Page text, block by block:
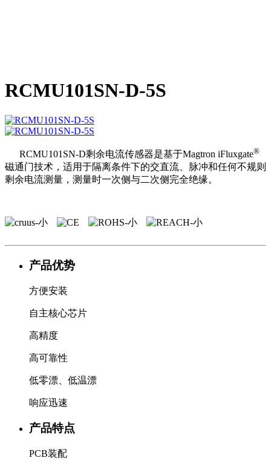
RCMU101SN-D-5S
RCMU101SN-D剩余电流传感器是基于Magtron iFluxgate®
磁通门技术，适用于隔离条件下的交直流、脉冲和任何不规则
剩余电流测量，测量时一次侧与二次侧完全绝缘。
产品优势
方便安装
自主核心芯片
高精度
高可靠性
低零漂、低温漂
响应迅速
产品特点
PCB装配